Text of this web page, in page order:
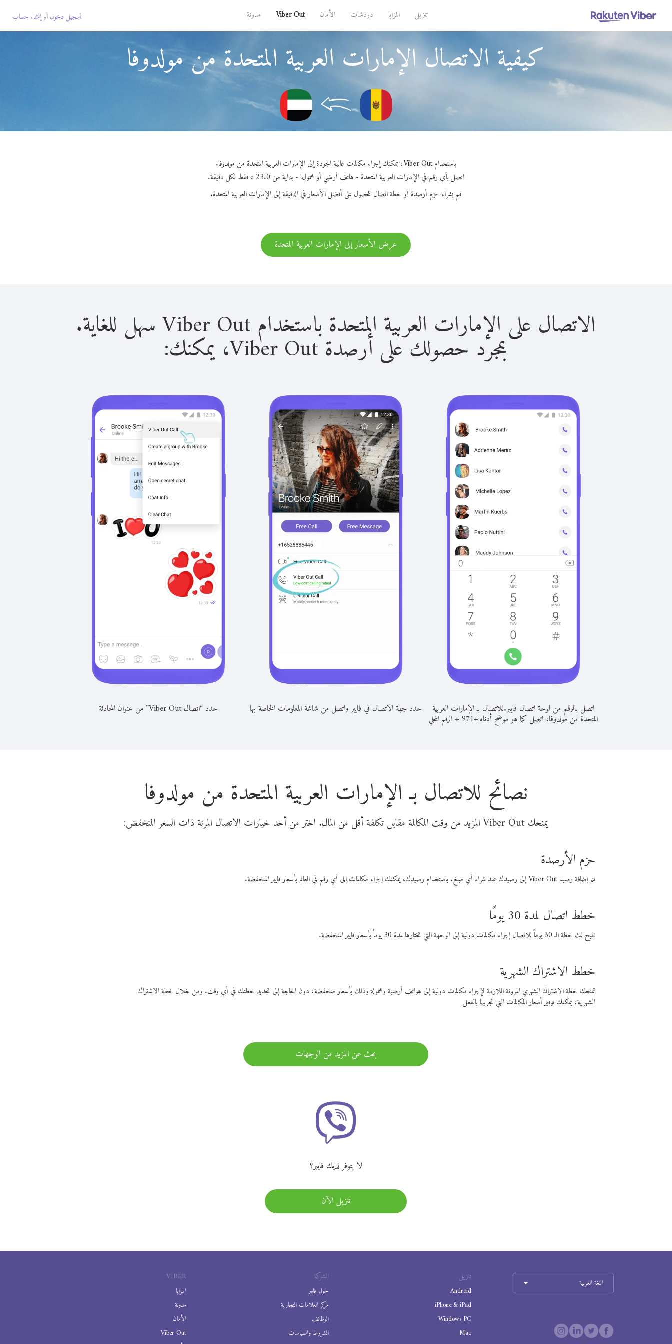
تنزيل المزايا دردشات الأمان Viber Out مدونة تسجيل دخول أوإنشاء حساب
كيفية الاتصال الإمارات العربية المتحدة من مولدوفا
باستخدام Viber Out، يمكنك إجراء مكالمات عالية الجودة إلى الإمارات العربية المتحدة من مولدوفا.
اتصل بأي رقم في الإمارات العربية المتحدة - هاتف أرضي أو محمول! - بداية من 23.0 ¢ فقط لكل دقيقة.
قم بشراء حزم أرصدة أو خطة اتصال للحصول على أفضل الأسعار في الدقيقة إلى الإمارات العربية المتحدة.
عرض الأسعار إلى الإمارات العربية المتحدة
الاتصال على الإمارات العربية المتحدة باستخدام Viber Out سهل للغاية.
بمجرد حصولك على أرصدة Viber Out، يمكنك:
اتصل بالرقم من لوحة اتصال فايبر.للاتصال بـ الإمارات العربية
المتحدة من مولدوفا، اتصل كما هو موضح أدناه:+
971
+الرقم المحلي
حدد جهة الاتصال في فايبر واتصل من شاشة المعلومات الخاصة بها حدد “اتصال Viber Out” من عنوان المحادثة
نصائح للاتصال بـ الإمارات العربية المتحدة من مولدوفا
يمنحك Viber Out المزيد من وقت المكالمة مقابل تكلفة أقل من المال. اختر من أحد خيارات الاتصال المرنة ذات السعر المنخفض:
حزم الأرصدة
تتم إضافة رصيد Viber Out إلى رصيدك عند شراء أي مبلغ. باستخدام رصيدك، يمكنك إجراء مكالمات إلى أي رقم في العالم بأسعار فايبر المنخفضة.
خطط اتصال لمدة 30 يومًا
تتيح لك خطة الـ 30 يوماً للاتصال إجراء مكالمات دولية إلى الوجهة التي تختارها لمدة 30 يوماً بأسعار فايبر المنخفضة.
خطط الاشتراك الشهرية
تمنحك خطة الاشتراك الشهري المرونة اللازمة لإجراء مكالمات دولية إلى هواتف أرضية ومحمولة وذلك بأسعار منخفضة، دون الحاجة إلى تجديد خطتك في أي وقت. ومن خلال خطة الاشتراك
الشهرية، يمكنك توفير أسعار المكالمات التي تجريها بالفعل
بحث عن المزيد من الوجهات
لا يتوفر لديك فايبر؟
تنزيل الآن
VIBER
المزايا
مدونة
الأمان
Viber Out
الشركة
حول فايبر
مركز العلامات التجارية
الوظائف
الشروط والسياسات
تنزيل
Android
iPhone & iPad
Windows PC
Mac
اللغة العربية